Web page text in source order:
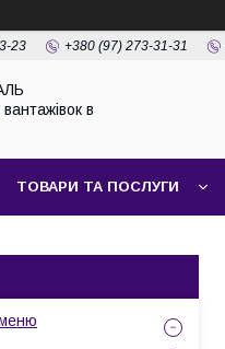
23 +380 (97) 273-31-31
в
ТОВАРИ ТА ПОСЛУГИ